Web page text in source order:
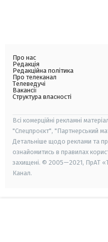
Про нас
Редакція
Редакційна політика
Про телеканал
Телеведучі
Вакансії
Структура власності
Всі комерційні рекламні
"Спецпроєкт", "Партнерський
Детальніше щодо реклами та
ознайомитись в правилах
захищені. © 2005—2021, ПрАТ
Канал.